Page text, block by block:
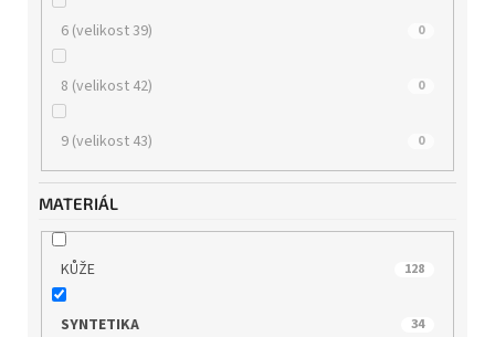
6 (velikost 39) 0
8 (velikost 42) 0
9 (velikost 43) 0
MATERIÁL
KŮŽE 128
SYNTETIKA 34